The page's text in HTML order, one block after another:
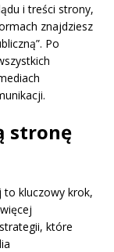
i treści strony,
znajdziesz
Po
stronę
kluczowy krok,
które